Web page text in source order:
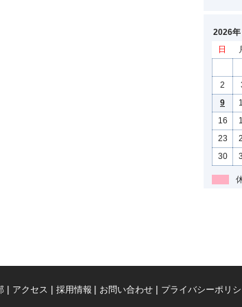
2026年
日
2
9
16
23
30
アクセス 採用情報 お問い合わせ プライバシーポリ